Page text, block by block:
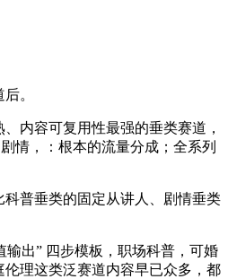
。
内容可复用性最强的垂类赛道，
情，：根本的流量分成；全系列
普垂类的固定从讲人、剧情垂类
出” 四步模板，职场科普，可婚
理这类泛赛道内容早已众多，都